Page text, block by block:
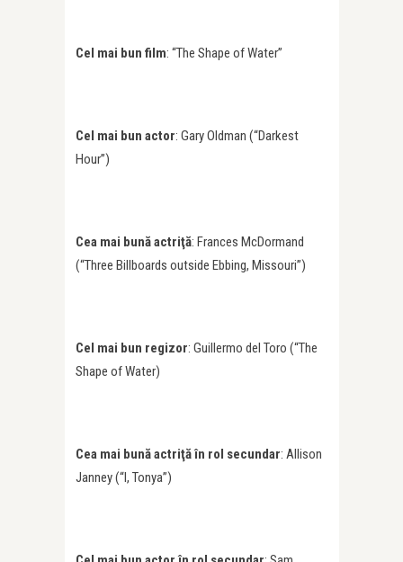
Cel mai bun film: “The Shape of Water”
Cel mai bun actor: Gary Oldman (“Darkest
Hour”)
Cea mai bună actriţă: Frances McDormand
(“Three Billboards outside Ebbing, Missouri”)
Cel mai bun regizor: Guillermo del Toro (“The
Shape of Water)
Cea mai bună actriţă în rol secundar: Allison
Janney (“I, Tonya”)